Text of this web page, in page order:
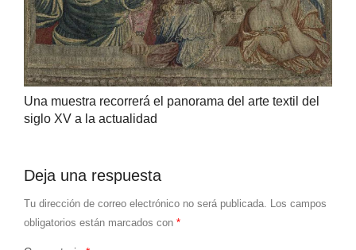
Una muestra recorrerá el panorama del arte textil del
siglo XV a la actualidad
Deja una respuesta
Tu dirección de correo electrónico no será publicada. Los campos
obligatorios están marcados con *